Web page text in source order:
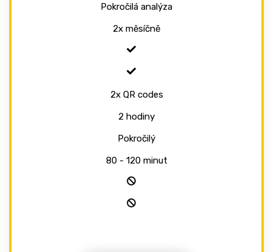
Pokročilá analýza
2x měsíčně
2x QR codes
2 hodiny
Pokročilý
80 - 120 minut